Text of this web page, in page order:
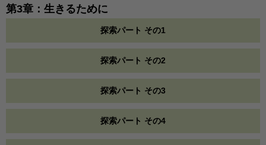
第3章：生きるために
探索パート その1
探索パート その2
探索パート その3
探索パート その4